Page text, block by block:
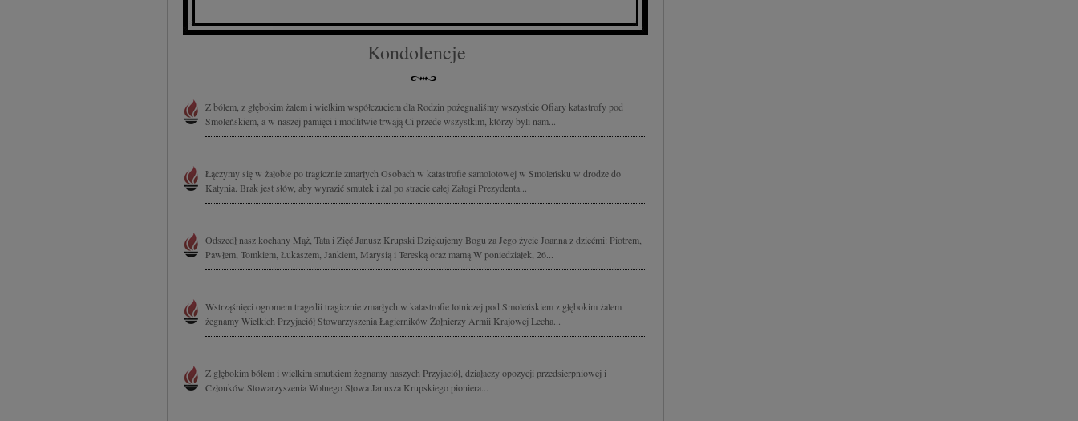
Kondolencje
Z bólem, z głębokim żalem i wielkim współczuciem dla Rodzin pożegnaliśmy wszystkie Ofiary katastrofy pod
Smoleńskiem, a w naszej pamięci i modlitwie trwają Ci przede wszystkim, którzy byli nam...
Łączymy się w żałobie po tragicznie zmarłych Osobach w katastrofie samolotowej w Smoleńsku w drodze do
Katynia. Brak jest słów, aby wyrazić smutek i żal po stracie całej Załogi Prezydenta...
Odszedł nasz kochany Mąż, Tata i Zięć Janusz Krupski Dziękujemy Bogu za Jego życie Joanna z dziećmi: Piotrem,
Pawłem, Tomkiem, Łukaszem, Jankiem, Marysią i Tereską oraz mamą W poniedziałek, 26...
Wstrząśnięci ogromem tragedii tragicznie zmarłych w katastrofie lotniczej pod Smoleńskiem z głębokim żalem
żegnamy Wielkich Przyjaciół Stowarzyszenia Łagierników Żołnierzy Armii Krajowej Lecha...
Z głębokim bólem i wielkim smutkiem żegnamy naszych Przyjaciół, działaczy opozycji przedsierpniowej i
Członków Stowarzyszenia Wolnego Słowa Janusza Krupskiego pioniera...